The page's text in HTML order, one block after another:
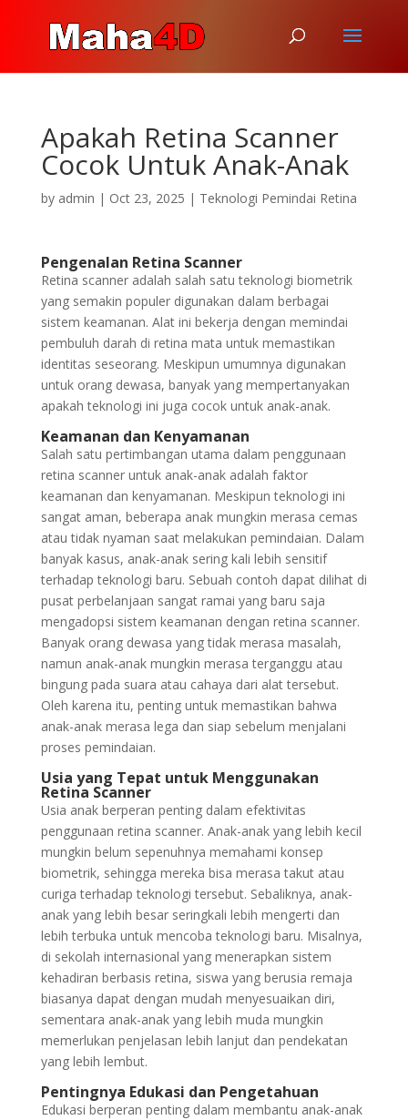
Apakah Retina Scanner
Cocok Untuk Anak-Anak
by admin | Oct 23, 2025 | Teknologi Pemindai Retina
Pengenalan Retina Scanner
Retina scanner adalah salah satu teknologi biometrik
yang semakin populer digunakan dalam berbagai
sistem keamanan. Alat ini bekerja dengan memindai
pembuluh darah di retina mata untuk memastikan
identitas seseorang. Meskipun umumnya digunakan
untuk orang dewasa, banyak yang mempertanyakan
apakah teknologi ini juga cocok untuk anak-anak.
Keamanan dan Kenyamanan
Salah satu pertimbangan utama dalam penggunaan
retina scanner untuk anak-anak adalah faktor
keamanan dan kenyamanan. Meskipun teknologi ini
sangat aman, beberapa anak mungkin merasa cemas
atau tidak nyaman saat melakukan pemindaian. Dalam
banyak kasus, anak-anak sering kali lebih sensitif
terhadap teknologi baru. Sebuah contoh dapat dilihat di
pusat perbelanjaan sangat ramai yang baru saja
mengadopsi sistem keamanan dengan retina scanner.
Banyak orang dewasa yang tidak merasa masalah,
namun anak-anak mungkin merasa terganggu atau
bingung pada suara atau cahaya dari alat tersebut.
Oleh karena itu, penting untuk memastikan bahwa
anak-anak merasa lega dan siap sebelum menjalani
proses pemindaian.
Usia yang Tepat untuk Menggunakan
Retina Scanner
Usia anak berperan penting dalam efektivitas
penggunaan retina scanner. Anak-anak yang lebih kecil
mungkin belum sepenuhnya memahami konsep
biometrik, sehingga mereka bisa merasa takut atau
curiga terhadap teknologi tersebut. Sebaliknya, anak-
anak yang lebih besar seringkali lebih mengerti dan
lebih terbuka untuk mencoba teknologi baru. Misalnya,
di sekolah internasional yang menerapkan sistem
kehadiran berbasis retina, siswa yang berusia remaja
biasanya dapat dengan mudah menyesuaikan diri,
sementara anak-anak yang lebih muda mungkin
memerlukan penjelasan lebih lanjut dan pendekatan
yang lebih lembut.
Pentingnya Edukasi dan Pengetahuan
Edukasi berperan penting dalam membantu anak-anak